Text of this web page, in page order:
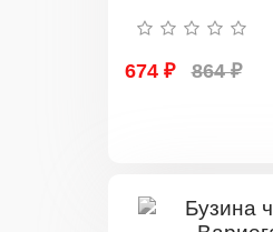
674 ₽ 864 ₽